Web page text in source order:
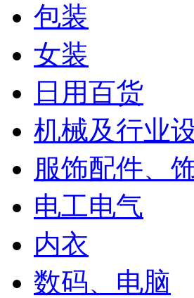
包装
女装
日用百货
机械及行业
服饰配件、
电工电气
内衣
数码、电脑